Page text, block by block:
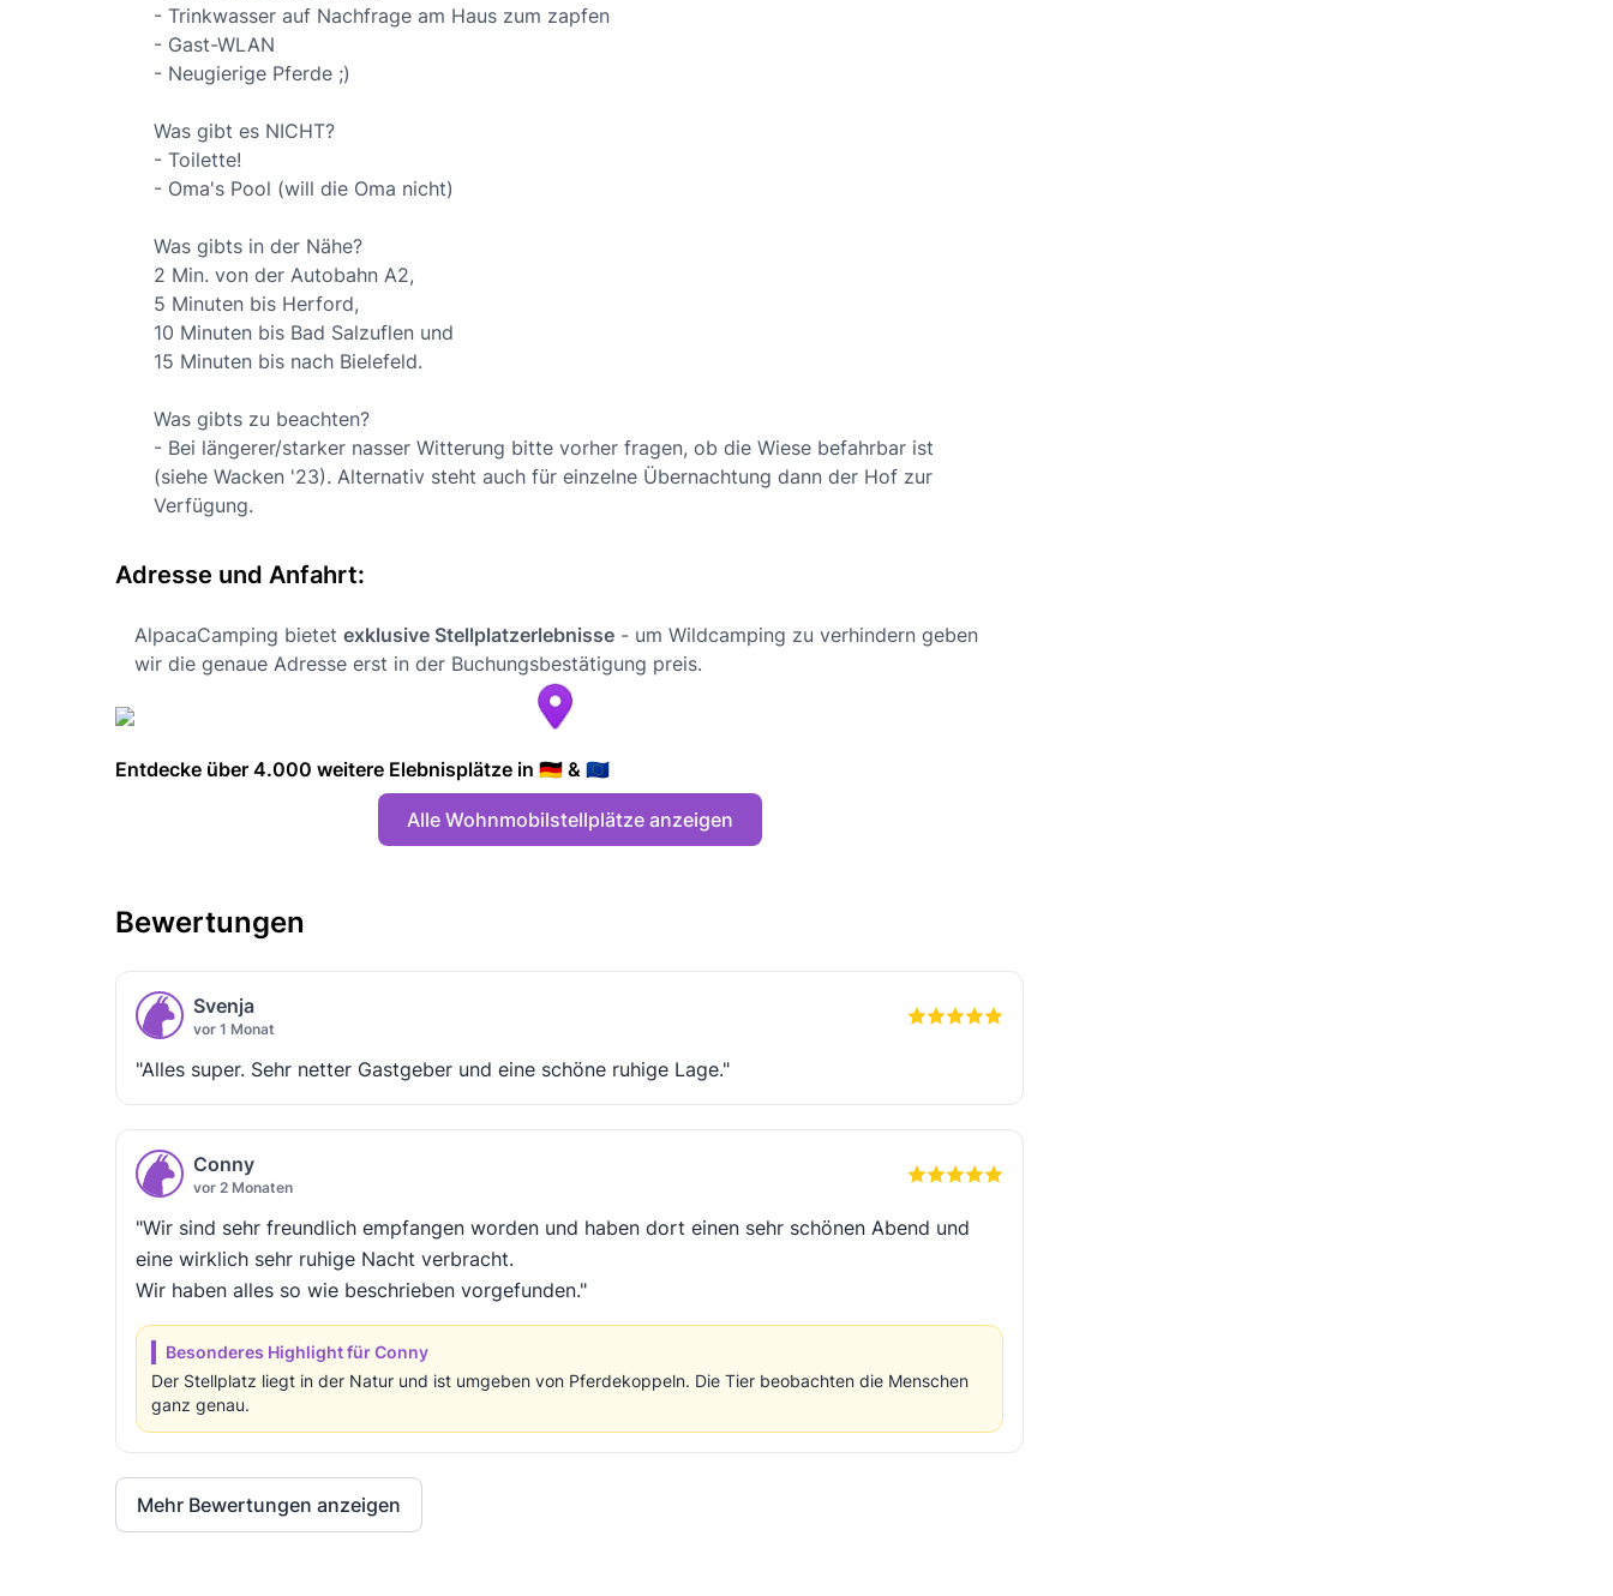
- Trinkwasser auf Nachfrage am Haus zum zapfen
- Gast-WLAN
- Neugierige Pferde ;)
Was gibt es NICHT?
- Toilette!
- Oma's Pool (will die Oma nicht)
Was gibts in der Nähe?
2 Min. von der Autobahn A2,
5 Minuten bis Herford,
10 Minuten bis Bad Salzuflen und
15 Minuten bis nach Bielefeld.
Was gibts zu beachten?
- Bei längerer/starker nasser Witterung bitte vorher fragen, ob die Wiese befahrbar ist
(siehe Wacken '23). Alternativ steht auch für einzelne Übernachtung dann der Hof zur
Verfügung.
Adresse und Anfahrt:
AlpacaCamping bietet exklusive Stellplatzerlebnisse - um Wildcamping zu verhindern geben
wir die genaue Adresse erst in der Buchungsbestätigung preis.
Entdecke über 4.000 weitere Elebnisplätze in 🇩🇪 & 🇪🇺
Alle Wohnmobilstellplätze anzeigen
Bewertungen
Svenja
vor 1 Monat
"Alles super. Sehr netter Gastgeber und eine schöne ruhige Lage."
Conny
vor 2 Monaten
"Wir sind sehr freundlich empfangen worden und haben dort einen sehr schönen Abend und
eine wirklich sehr ruhige Nacht verbracht.
Wir haben alles so wie beschrieben vorgefunden."
Besonderes Highlight für Conny
Der Stellplatz liegt in der Natur und ist umgeben von Pferdekoppeln. Die Tier beobachten die Menschen
ganz genau.
Mehr Bewertungen anzeigen